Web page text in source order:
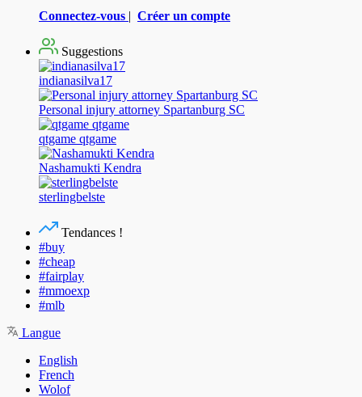
Connectez-vous | Créer un compte
Suggestions
indianasilva17
Personal injury attorney Spartanburg SC
qtgame qtgame
Nashamukti Kendra
sterlingbelste
Tendances !
#buy
#cheap
#fairplay
#mmoexp
#mlb
Langue
English
French
Wolof